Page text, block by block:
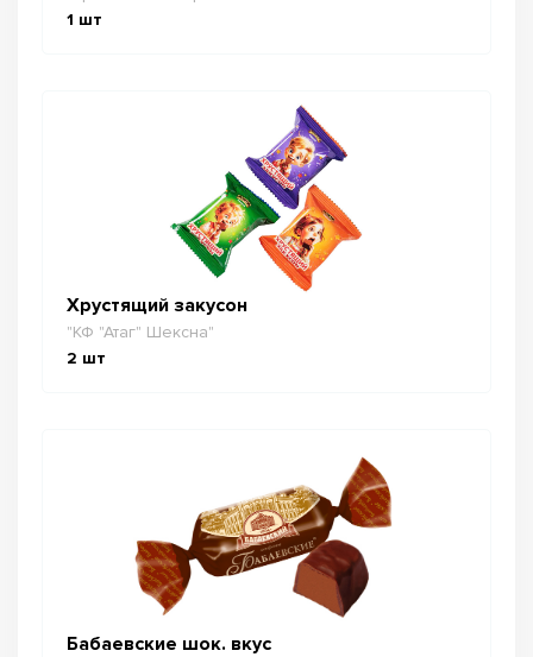
1 шт
Хрустящий закусон
"КФ "Атаг" Шексна"
2 шт
Бабаевские шок. вкус